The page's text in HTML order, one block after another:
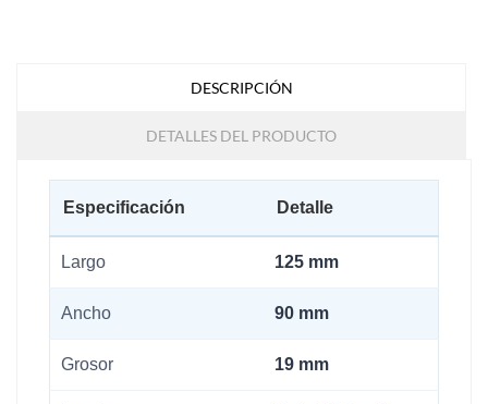
DESCRIPCIÓN
DETALLES DEL PRODUCTO
Especificación Detalle
Largo 125 mm
Ancho 90 mm
Grosor 19 mm